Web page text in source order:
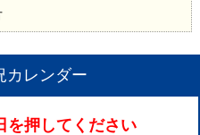
カレンダー
を押してください